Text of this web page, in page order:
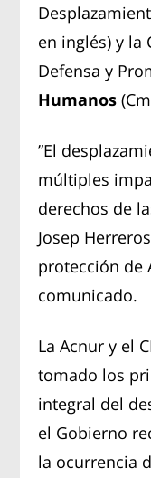
en inglés) y la
Defensa y
Humanos
”El
múltiples
derechos de
Josep
protección de
comunicado.
La Acnur y el
tomado los
integral del
el Gobierno
la ocurrencia